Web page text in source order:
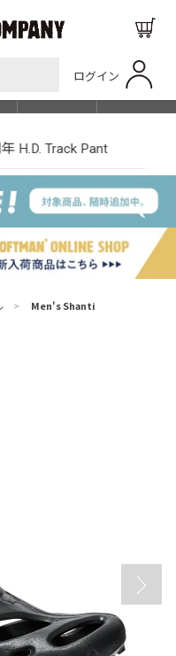
ログイン
SHOP LIST
H.D. Track Pant
> Men's Shanti